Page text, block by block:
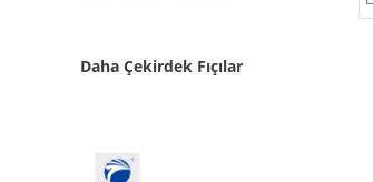
Daha Çekirdek Fıçılar